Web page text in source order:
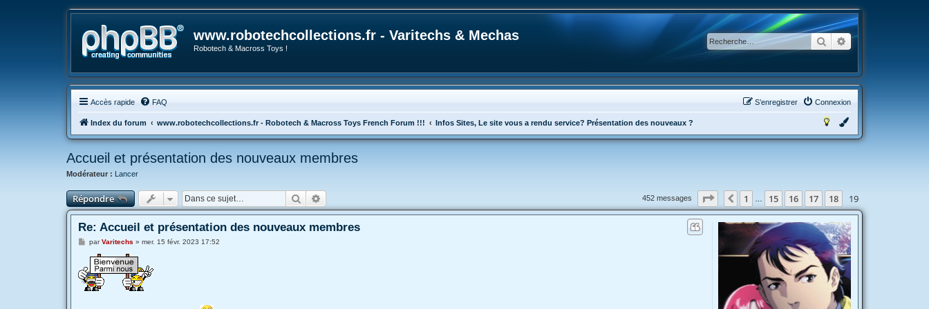
www.robotechcollections.fr - Varitechs & Mechas
Robotech & Macross Toys !
RechercherRecherche avancée
Accès rapide FAQ Connexion
S’enregistrer
Index du forum www.robotechcollections.fr - Robotech & Macross Toys French Forum !!! Infos Sites, Le site vous a rendu service? Présentation des nouveaux ?
Accueil et présentation des nouveaux membres
Modérateur : Lancer
Répondre Rechercher 452 messages Page 19 19
Précédente
1 15 16 17 18 19
Re: Accueil et présentation des nouveaux membres
M
s
a
g
e
parVaritechs » mer. 15 févr. 2023 17:52